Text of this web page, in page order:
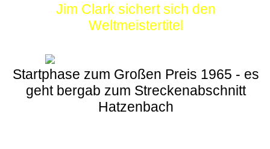
Jim Clark sichert sich den
Weltmeistertitel
Startphase zum Großen Preis 1965 - es
geht bergab zum Streckenabschnitt
Hatzenbach